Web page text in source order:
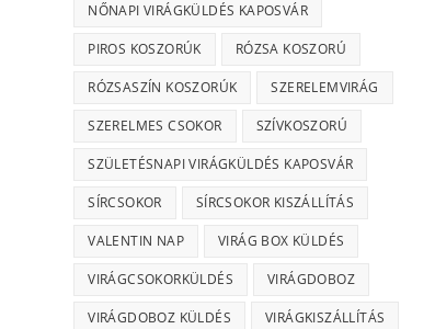
NŐNAPI VIRÁGKÜLDÉS KAPOSVÁR
PIROS KOSZORÚK RÓZSA KOSZORÚ
RÓZSASZÍN KOSZORÚK SZERELEMVIRÁG
SZERELMES CSOKOR SZÍVKOSZORÚ
SZÜLETÉSNAPI VIRÁGKÜLDÉS KAPOSVÁR
SÍRCSOKOR SÍRCSOKOR KISZÁLLÍTÁS
VALENTIN NAP VIRÁG BOX KÜLDÉS
VIRÁGCSOKORKÜLDÉS VIRÁGDOBOZ
VIRÁGDOBOZ KÜLDÉS VIRÁGKISZÁLLÍTÁS